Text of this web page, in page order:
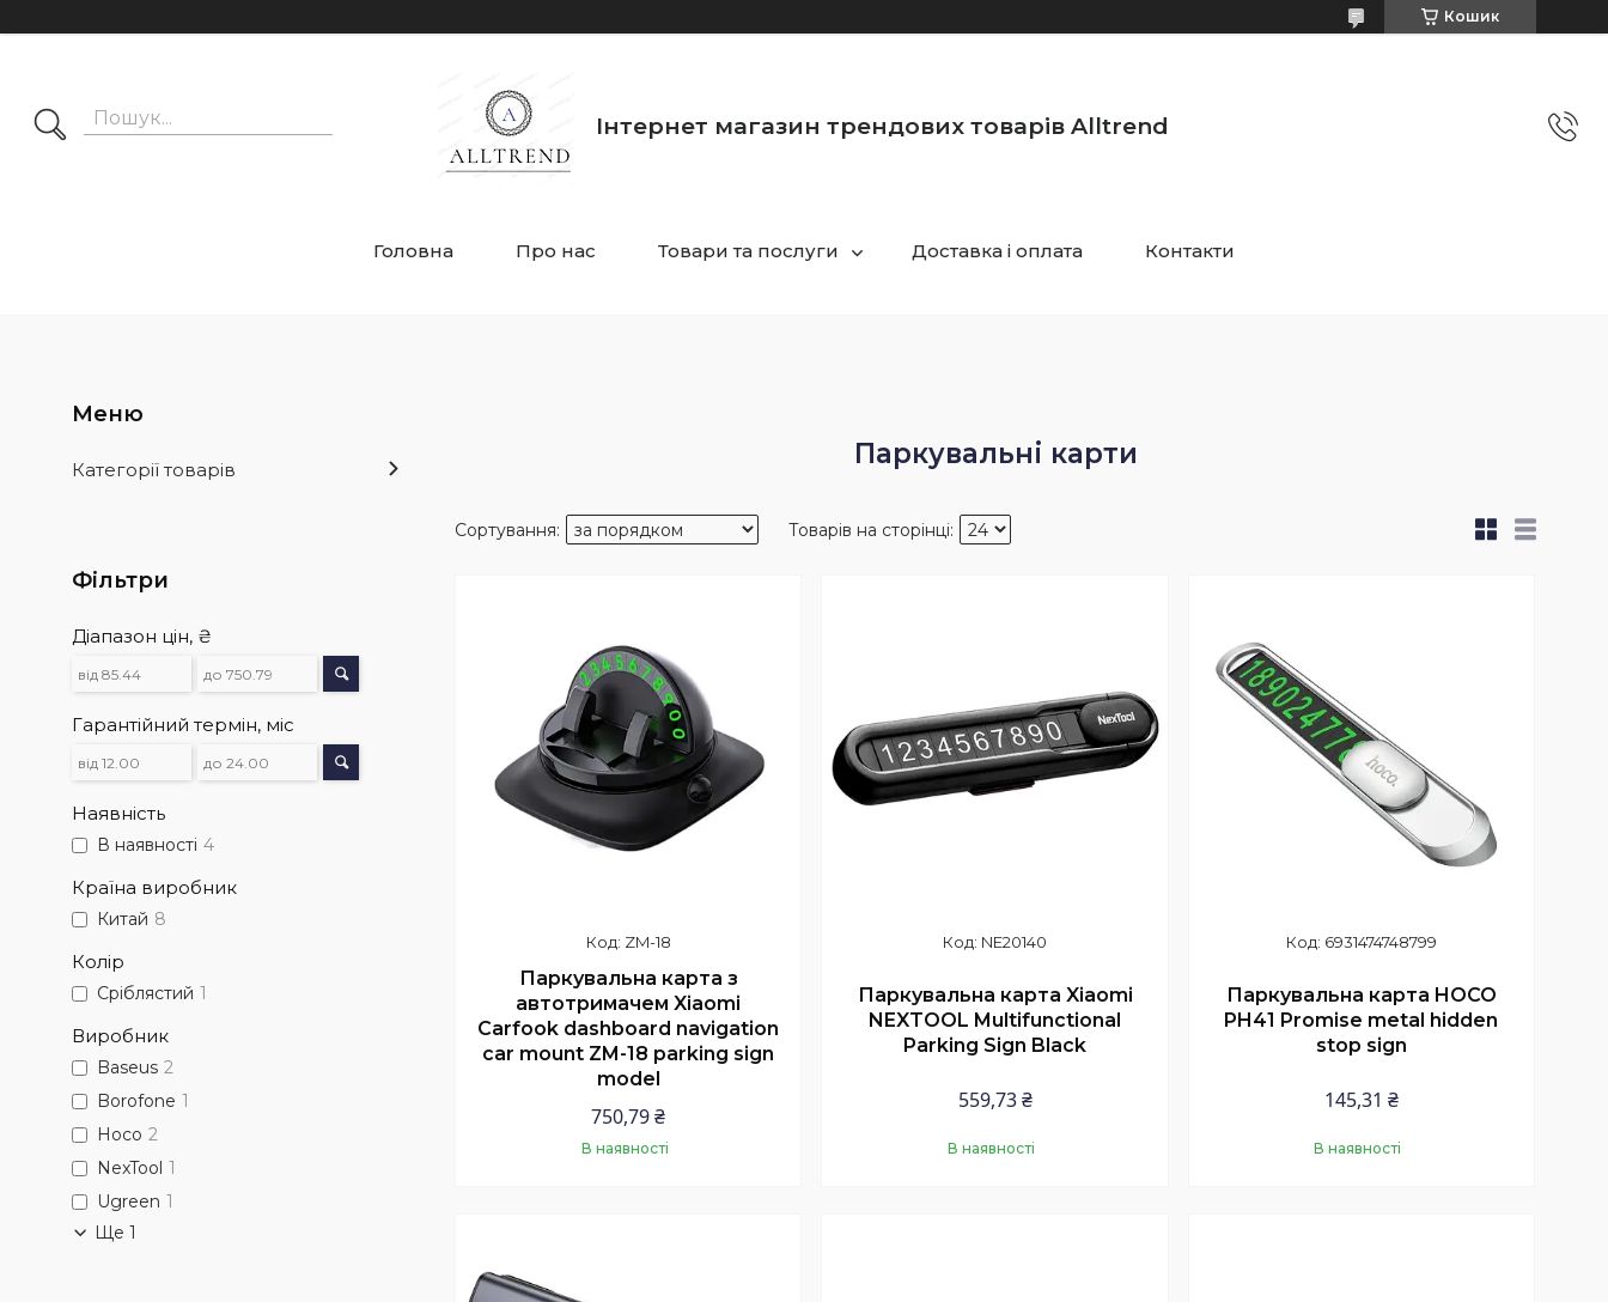
Кошик
Інтернет магазин трендових товарів Alltrend
Головна Про нас Товари та послуги Доставка і оплата Контакти
Паркувальні карти
ZM-18
Паркувальна карта з
автотримачем Xiaomi
Carfook dashboard navigation
car mount ZM-18 parking sign
model
750,79 ₴
В наявності
NE20140
Паркувальна карта Xiaomi
NEXTOOL Multifunctional
Parking Sign Black
559,73 ₴
В наявності
6931474748799
Паркувальна карта HOCO
PH41 Promise metal hidden
stop sign
145,31 ₴
В наявності
Категорії товарів
Фільтри
Діапазон цін, ₴
Гарантійний термін, міс
Наявність
В наявності 4
Країна виробник
Китай 8
Колір
Сріблястий 1
Виробник
Baseus 2
Borofone 1
Hoco 2
NexTool 1
Ugreen 1
Ще 1